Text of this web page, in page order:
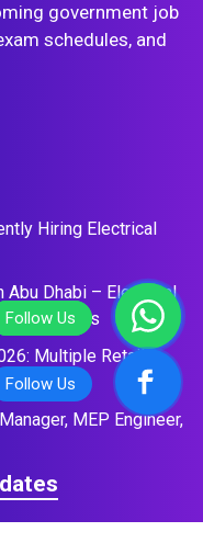
government job
schedules, and
Hiring Electrical
Abu Dhabi – Electrical
Roles
Multiple Retail
MEP Engineer,